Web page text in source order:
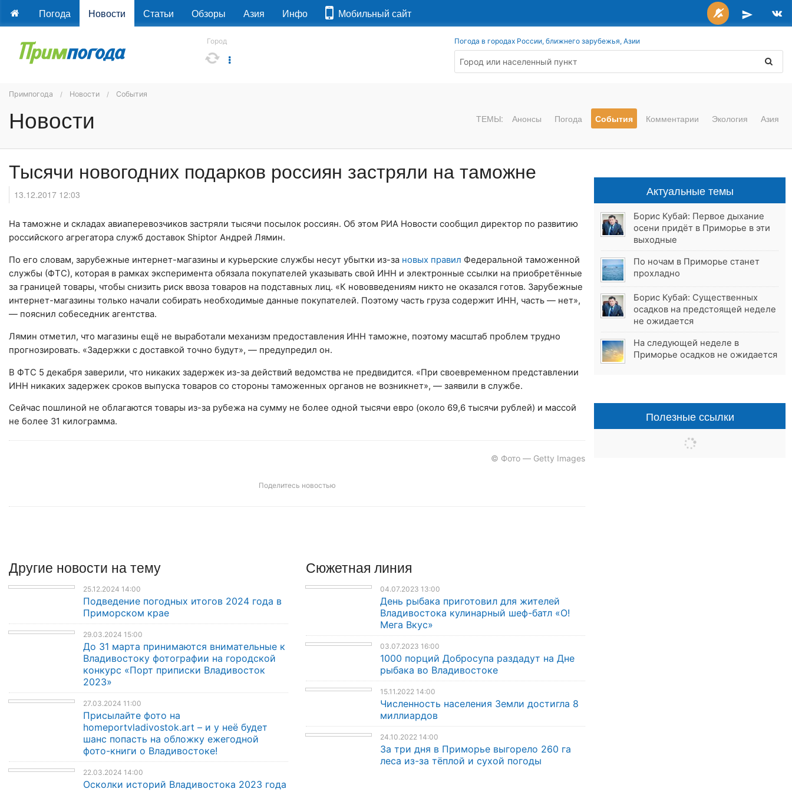
Погода Новости Статьи Обзоры Азия Инфо Мобильный сайт
Город Погода в городах России, ближнего зарубежья, Азии
Примпогода Новости События
Новости ТЕМЫ: Анонсы Погода События Комментарии Экология Азия
Тысячи новогодних подарков россиян застряли на таможне
13.12.2017 12:03
На таможне и складах авиаперевозчиков застряли тысячи посылок россиян. Об этом РИА Новости сообщил директор по развитию
российского агрегатора служб доставок Shiptor Андрей Лямин.
По его словам, зарубежные интернет-магазины и курьерские службы несут убытки из-за новых правил Федеральной таможенной
службы (ФТС), которая в рамках эксперимента обязала покупателей указывать свой ИНН и электронные ссылки на приобретённые
за границей товары, чтобы снизить риск ввоза товаров на подставных лиц. «К нововведениям никто не оказался готов. Зарубежные
интернет-магазины только начали собирать необходимые данные покупателей. Поэтому часть груза содержит ИНН, часть — нет»,
— пояснил собеседник агентства.
Лямин отметил, что магазины ещё не выработали механизм предоставления ИНН таможне, поэтому масштаб проблем трудно
прогнозировать. «Задержки с доставкой точно будут», — предупредил он.
В ФТС 5 декабря заверили, что никаких задержек из-за действий ведомства не предвидится. «При своевременном представлении
ИНН никаких задержек сроков выпуска товаров со стороны таможенных органов не возникнет», — заявили в службе.
Сейчас пошлиной не облагаются товары из-за рубежа на сумму не более одной тысячи евро (около 69,6 тысячи рублей) и массой
не более 31 килограмма.
© Фото — Getty Images
Поделитесь новостью
Другие новости на тему
25.12.2024 14:00
Подведение погодных итогов 2024 года в
Приморском крае
29.03.2024 15:00
До 31 марта принимаются внимательные к
Владивостоку фотографии на городской
конкурс «Порт приписки Владивосток
2023»
27.03.2024 11:00
Присылайте фото на
homeportvladivostok.art – и у неё будет
шанс попасть на обложку ежегодной
фото-книги о Владивостоке!
22.03.2024 14:00
Осколки историй Владивостока 2023 года
Сюжетная линия
04.07.2023 13:00
День рыбака приготовил для жителей
Владивостока кулинарный шеф-батл «О!
Мега Вкус»
03.07.2023 16:00
1000 порций Добросупа раздадут на Дне
рыбака во Владивостоке
15.11.2022 14:00
Численность населения Земли достигла 8
миллиардов
24.10.2022 14:00
За три дня в Приморье выгорело 260 га
леса из-за тёплой и сухой погоды
Актуальные темы
Борис Кубай: Первое дыхание
осени придёт в Приморье в эти
выходные
По ночам в Приморье станет
прохладно
Борис Кубай: Существенных
осадков на предстоящей неделе
не ожидается
На следующей неделе в
Приморье осадков не ожидается
Полезные ссылки